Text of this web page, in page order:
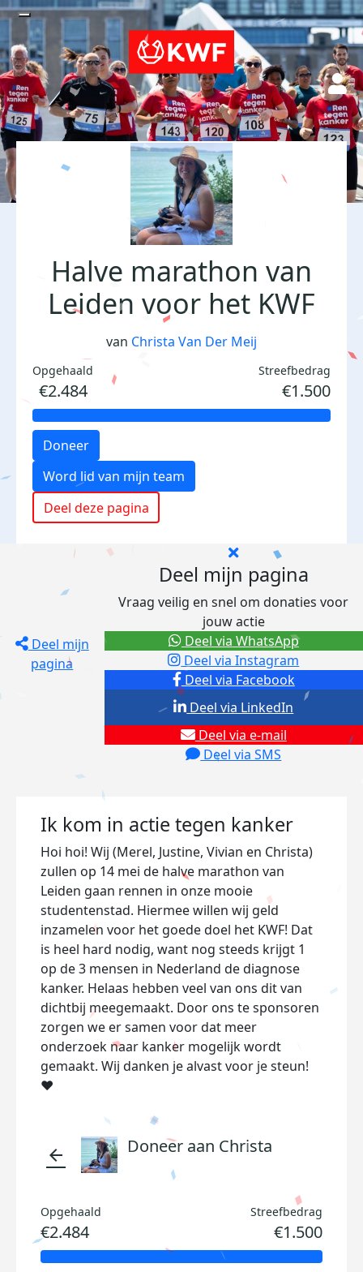
Halve marathon van
Leiden voor het KWF
van Christa Van Der Meij
Opgehaald
€2.484
Streefbedrag
€1.500
Doneer
Word lid van mijn team
Deel deze pagina
Deel mijn
pagina
Deel mijn pagina
Vraag veilig en snel om donaties voor
jouw actie
Deel via Facebook
Deel via Instagram
Deel via e-mail
Deel via SMS
Deel via LinkedIn
Deel via WhatsApp
Ik kom in actie tegen kanker
Hoi hoi! Wij (Merel, Justine, Vivian en Christa)
zullen op 14 mei de halve marathon van
Leiden gaan rennen in onze mooie
studentenstad. Hiermee willen wij geld
inzamelen voor het goede doel het KWF! Dat
is heel hard nodig, want nog steeds krijgt 1
op de 3 mensen in Nederland de diagnose
kanker. Helaas hebben veel van ons dit van
dichtbij meegemaakt. Door ons te sponsoren
zorgen we er samen voor dat meer
onderzoek naar kanker mogelijk wordt
gemaakt. Wij danken je alvast voor je steun!
❤️
arrow_back Doneer aan Christa
Opgehaald
€2.484
Streefbedrag
€1.500